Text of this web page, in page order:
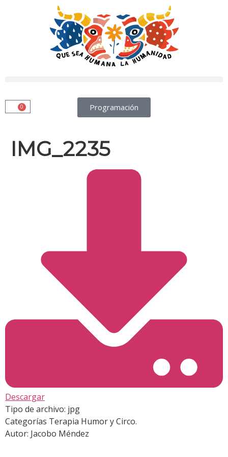
Programación
0
IMG_2235
Descargar
Tipo de archivo: jpg
Categorías Terapia Humor y Circo.
Autor: Jacobo Méndez